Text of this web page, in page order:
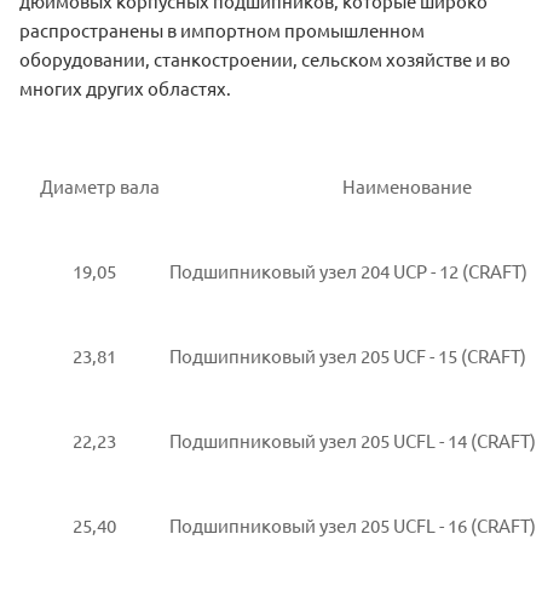
распространены в импортном промышленном
оборудовании, станкостроении, сельском хозяйстве и во
многих других областях.
Диаметр вала Наименование
19,05 Подшипниковый узел 204 UCP - 12 (CRAFT)
23,81 Подшипниковый узел 205 UCF - 15 (CRAFT)
22,23 Подшипниковый узел 205 UCFL - 14 (CRAFT)
25,40 Подшипниковый узел 205 UCFL - 16 (CRAFT)